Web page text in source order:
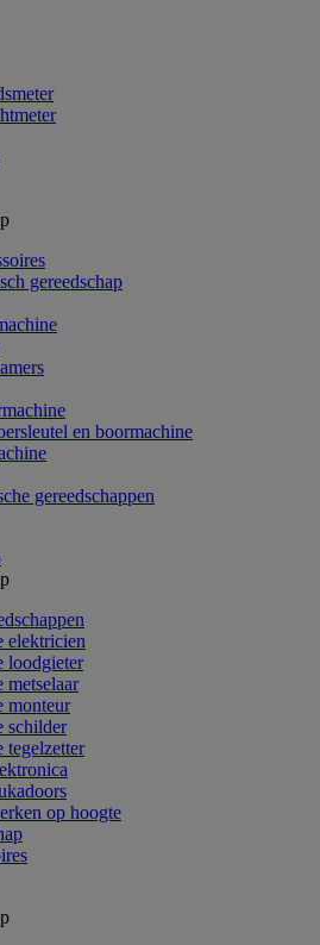
gereedschap
en boormachine
gereedschappen
elektricien
loodgieter
metselaar
monteur
schilder
tegelzetter
op hoogte